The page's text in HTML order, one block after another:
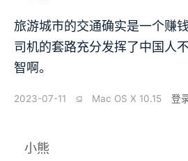
旅游城市的交通确实是一个赚
司机的套路充分发挥了中国人
智啊。
2023-07-11 ⫑ Mac OS X 10.15 登
小熊